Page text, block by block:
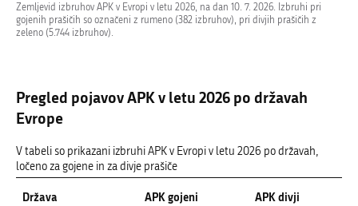
Zemljevid izbruhov APK v Evropi v letu 2026, na dan 10. 7. 2026. Izbruhi pri
gojenih prašičih so označeni z rumeno (382 izbruhov), pri divjih prašičih z
zeleno (5.744 izbruhov).
Pregled pojavov APK v letu 2026 po državah
Evrope
V tabeli so prikazani izbruhi APK v Evropi v letu 2026 po državah,
ločeno za gojene in za divje prašiče
Država
APK gojeni
APK divji